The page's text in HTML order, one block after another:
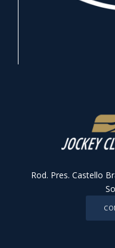
Rod. Pres. Castello